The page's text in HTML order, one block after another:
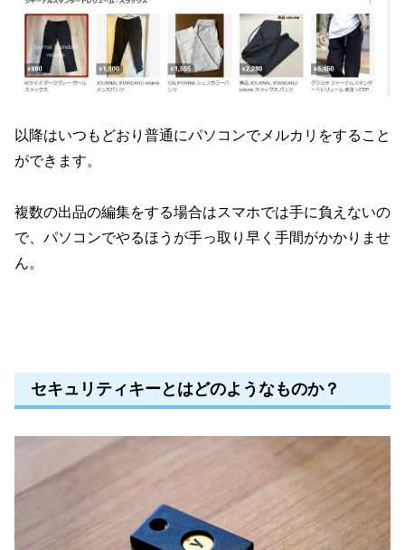
以降はいつもどおり普通にパソコンでメルカリをすること
ができます。
複数の出品の編集をする場合はスマホでは手に負えないの
で、パソコンでやるほうが手っ取り早く手間がかかりませ
ん。
セキュリティキーとはどのようなものか？